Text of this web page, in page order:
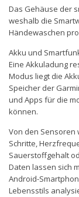
Das Gehäuse der
weshalb die
Händewaschen
Akku und
Eine Akkuladung
Modus liegt die
Speicher der
und Apps für die
können.
Von den Sensoren
Schritte,
Sauerstoffgehalt
Daten lassen sich
Android-
Lebensstils